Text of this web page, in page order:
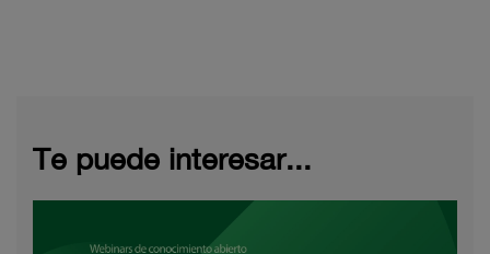
Te puede interesar...